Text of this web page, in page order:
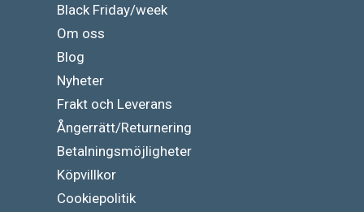
Black Friday/week
Om oss
Blog
Nyheter
Frakt och Leverans
Ångerrätt/Returnering
Betalningsmöjligheter
Köpvillkor
Cookiepolitik